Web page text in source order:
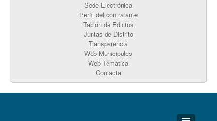
Sede Electrónica
Perfil del contratante
Tablón de Edictos
Juntas de Distrito
Transparencia
Web Municipales
Web Temática
Contacta